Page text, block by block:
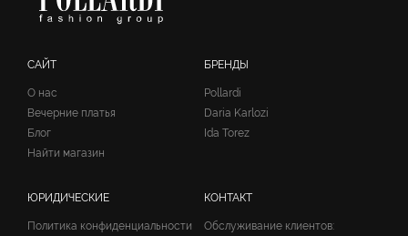
САЙТ
О нас
Вечерние платья
Блог
Найти магазин
БРЕНДЫ
Pollardi
Daria Karlozi
Ida Torez
ЮРИДИЧЕСКИЕ
Политика конфиденциальности
КОНТАКТ
Обслуживание клиентов: